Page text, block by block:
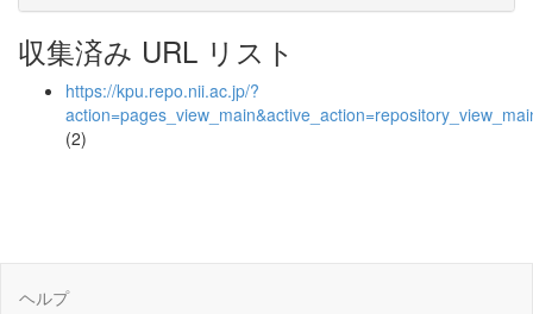
収集済み URL リスト
https://kpu.repo.nii.ac.jp/?
(2)
ヘルプ